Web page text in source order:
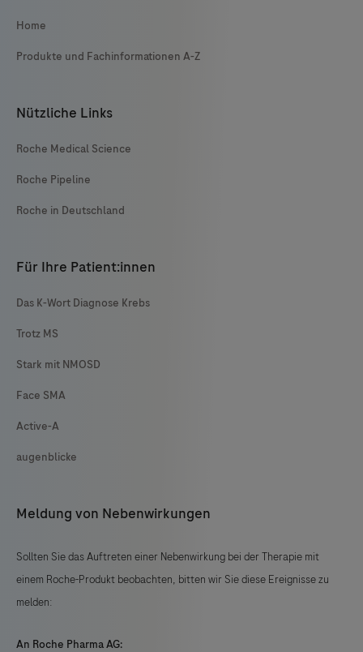
Home
Produkte und Fachinformationen A-Z
Nützliche Links
Roche Medical Science
Roche Pipeline
Roche in Deutschland
Für Ihre Patient:innen
Das K-Wort Diagnose Krebs
Trotz MS
Stark mit NMOSD
Face SMA
Active-A
augenblicke
Meldung von Nebenwirkungen
Sollten Sie das Auftreten einer Nebenwirkung bei der Therapie mit
einem Roche-Produkt beobachten, bitten wir Sie diese Ereignisse zu
melden:
An Roche Pharma AG: